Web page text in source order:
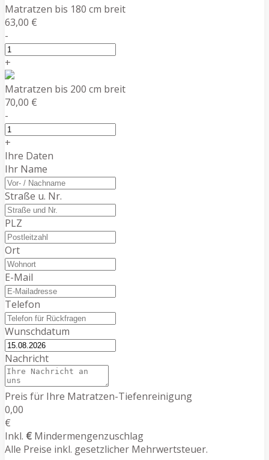
Matratzen bis 180 cm breit
63,00 €
-
+
Matratzen bis 200 cm breit
70,00 €
-
+
Ihre Daten
Ihr Name
Straße u. Nr.
PLZ
Ort
E-Mail
Telefon
Wunschdatum
Nachricht
Preis für Ihre Matratzen-Tiefenreinigung
0,00
€
Inkl. € Mindermengenzuschlag
Alle Preise inkl. gesetzlicher Mehrwertsteuer.